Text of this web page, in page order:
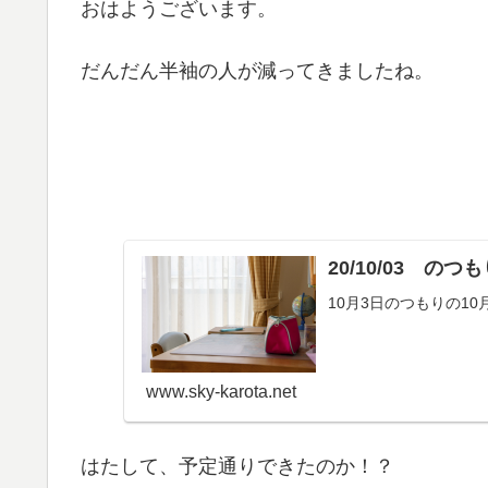
おはようございます。
だんだん半袖の人が減ってきましたね。
20/10/03 のつも
10月3日のつもりの10
www.sky-karota.net
はたして、予定通りできたのか！？